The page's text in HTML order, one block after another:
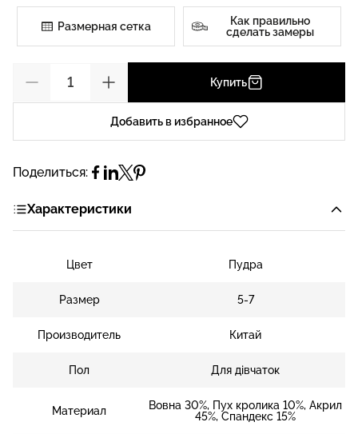
Размерная сетка
Как правильно
сделать замеры
Купить
Добавить в избранное
Поделиться:
Характеристики
Цвет Пудра
Размер 5-7
Производитель Китай
Пол Для дівчаток
Материал
Вовна 30%, Пух кролика 10%, Акрил
45%, Спандекс 15%